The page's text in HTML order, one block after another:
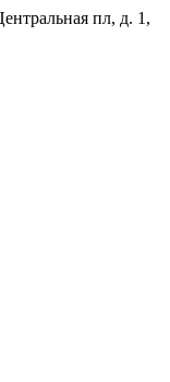
пл, д. 1,